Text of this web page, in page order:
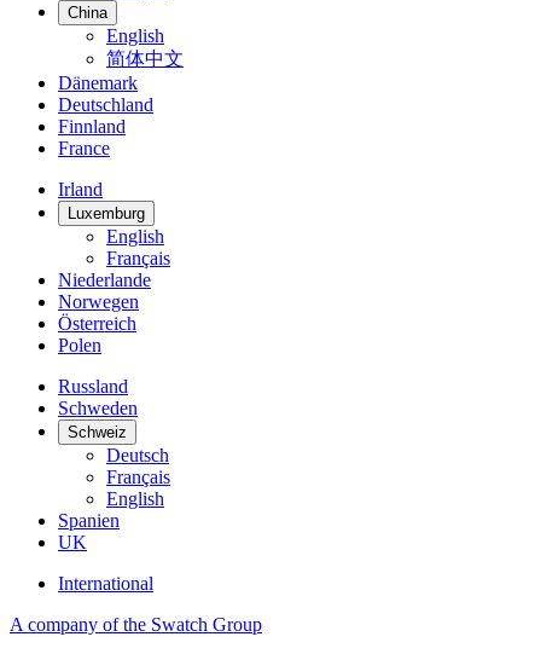
China
English
简体中文
Dänemark
Deutschland
Finnland
France
Irland
Luxemburg
English
Français
Niederlande
Norwegen
Österreich
Polen
Russland
Schweden
Schweiz
Deutsch
Français
English
Spanien
UK
International
A company of the Swatch Group